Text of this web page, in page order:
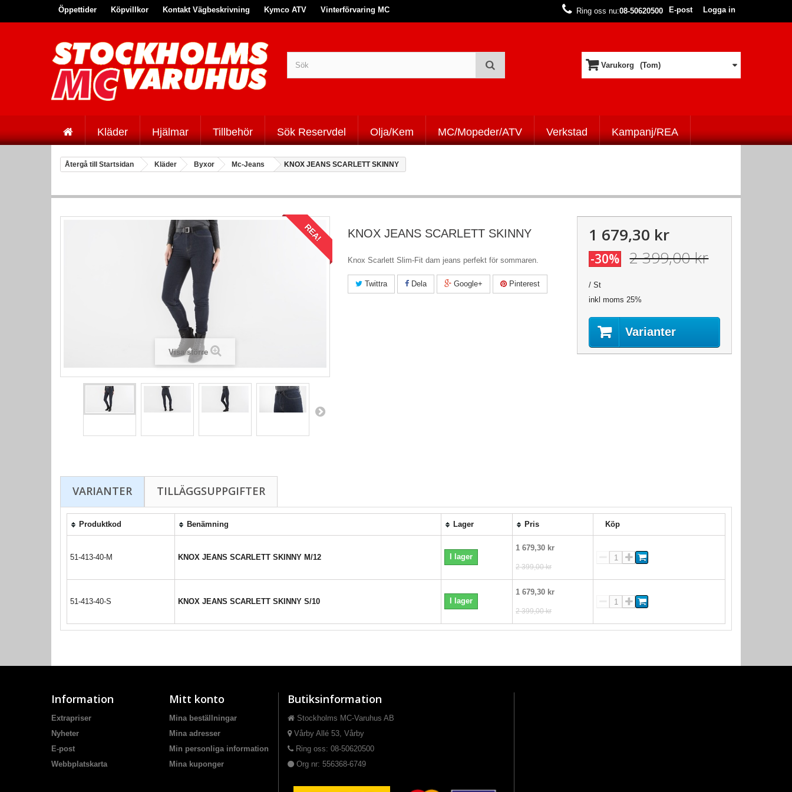
Öppettider Köpvillkor Kontakt Vägbeskrivning Kymco ATV Vinterförvaring MC Logga in
E-post
Ring oss nu:08-50620500
Varukorg (Tom)
Kläder Hjälmar Tillbehör Sök Reservdel Olja/Kem MC/Mopeder/ATV Verkstad Kampanj/REA
Återgå till Startsidan Kläder Byxor Mc-Jeans KNOX JEANS SCARLETT SKINNY
REA!
Visa större
KNOX JEANS SCARLETT SKINNY
Knox Scarlett Slim-Fit dam jeans perfekt för sommaren.
Twittra Dela Google+ Pinterest
1 679,30 kr
-30% 2 399,00 kr
/ St
inkl moms 25%
Varianter
VARIANTER TILLÄGGSUPPGIFTER
Produktkod Benämning Lager Pris Köp
51-413-40-M KNOX JEANS SCARLETT SKINNY M/12 I lager
1 679,30 kr
2 399,00 kr
51-413-40-S KNOX JEANS SCARLETT SKINNY S/10 I lager
1 679,30 kr
2 399,00 kr
Information
Extrapriser
Nyheter
E-post
Webbplatskarta
Mitt konto
Mina beställningar
Mina adresser
Min personliga information
Mina kuponger
Butiksinformation
Stockholms MC-Varuhus AB
Vårby Allé 53, Vårby
Ring oss: 08-50620500
Org nr: 556368-6749